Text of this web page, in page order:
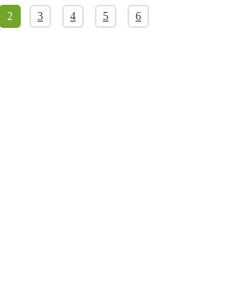
2 3 4 5 6